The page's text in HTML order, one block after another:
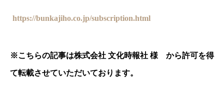
https://bunkajiho.co.jp/subscription.html
※こちらの記事は株式会社 文化時報社 様 から許可を得
て転載させていただいております。